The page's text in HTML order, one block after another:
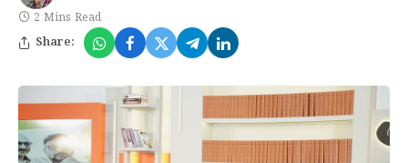
2 Mins Read
Share: